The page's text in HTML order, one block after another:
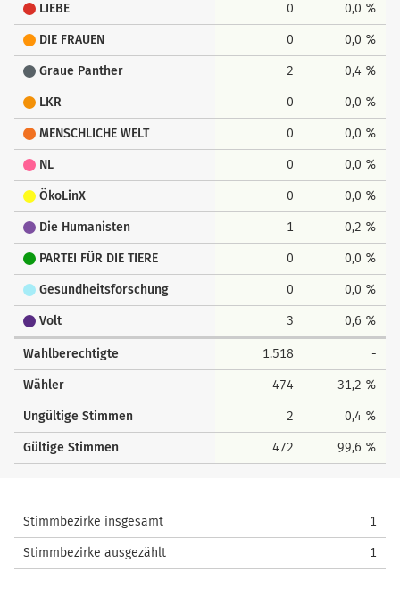
LIEBE 0 0,0 %
DIE FRAUEN 0 0,0 %
Graue Panther 2 0,4 %
LKR 0 0,0 %
MENSCHLICHE WELT 0 0,0 %
NL 0 0,0 %
ÖkoLinX 0 0,0 %
Die Humanisten 1 0,2 %
PARTEI FÜR DIE TIERE 0 0,0 %
Gesundheitsforschung 0 0,0 %
Volt 3 0,6 %
Wahlberechtigte 1.518 -
Wähler 474 31,2 %
Ungültige Stimmen 2 0,4 %
Gültige Stimmen 472 99,6 %
Stimmbezirke insgesamt 1
Stimmbezirke ausgezählt 1